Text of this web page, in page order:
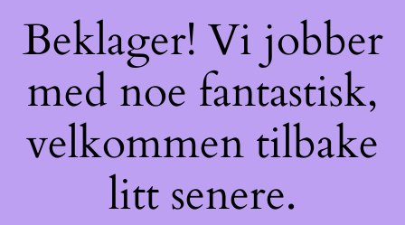
Beklager! Vi jobber
med noe fantastisk,
velkommen tilbake
litt senere.